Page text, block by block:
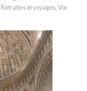
Retraites et voyages, Vie